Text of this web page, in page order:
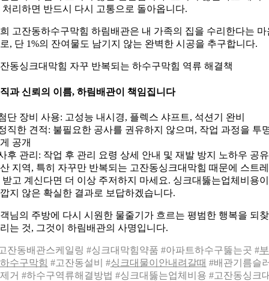
처리하면 반드시 다시 고통으로 돌아옵니다.
고잔동하수구막힘 하림배관은 내 가족의 집을 수리한다는 마
, 단 1%의 잔여물도 남기지 않는 완벽한 시공을 추구합니다.
동싱크대막힘 자꾸 반복되는 하수구막힘 역류 해결책
과 신뢰의 이름, 하림배관이 책임집니다
단 장비 사용: 고성능 내시경, 플렉스 샤프트, 석션기 완비
직한 견적: 불필요한 공사를 권유하지 않으며, 작업 과정을 투
공개
후 관리: 작업 후 관리 요령 상세 안내 및 재발 방지 노하우 공유
지역, 특히 자꾸만 반복되는 고잔동싱크대막힘 때문에 스트
받고 계신다면 더 이상 주저하지 마세요. 싱크대뚫는업체비용이
지 않은 확실한 결과로 보답하겠습니다.
님의 주방에 다시 시원한 물줄기가 흐르는 평범한 행복을 되
는 것, 그것이 하림배관의 사명입니다.
잔동배관스케일링 #싱크대막힘약품 #아파트하수구뚫는곳 #
수구막힘 #고잔동설비 #싱크대물이안내려갈때 #배관기름슬
거 #하수구역류해결방법 #싱크대뚫는업체비용 #고잔동싱크